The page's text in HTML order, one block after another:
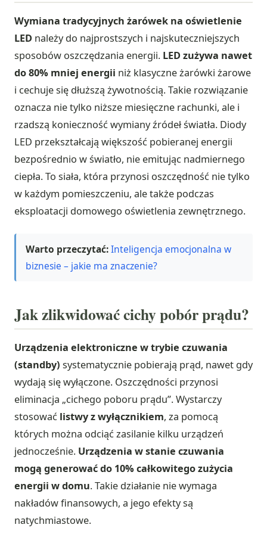
Wymiana tradycyjnych żarówek na oświetlenie
LED należy do najprostszych i najskuteczniejszych
sposobów oszczędzania energii. LED zużywa nawet
do 80% mniej energii niż klasyczne żarówki żarowe
i cechuje się dłuższą żywotnością. Takie rozwiązanie
oznacza nie tylko niższe miesięczne rachunki, ale i
rzadszą konieczność wymiany źródeł światła. Diody
LED przekształcają większość pobieranej energii
bezpośrednio w światło, nie emitując nadmiernego
ciepła. To siała, która przynosi oszczędność nie tylko
w każdym pomieszczeniu, ale także podczas
eksploatacji domowego oświetlenia zewnętrznego.
Warto przeczytać:Inteligencja emocjonalna w
biznesie – jakie ma znaczenie?
Jak zlikwidować cichy pobór prądu?
Urządzenia elektroniczne w trybie czuwania
(standby) systematycznie pobierają prąd, nawet gdy
wydają się wyłączone. Oszczędności przynosi
eliminacja „cichego poboru prądu”. Wystarczy
stosować listwy z wyłącznikiem, za pomocą
których można odciąć zasilanie kilku urządzeń
jednocześnie. Urządzenia w stanie czuwania
mogą generować do 10% całkowitego zużycia
energii w domu. Takie działanie nie wymaga
nakładów finansowych, a jego efekty są
natychmiastowe.